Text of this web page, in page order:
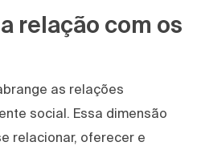
relação com os
as relações
social. Essa dimensão
relacionar, oferecer e